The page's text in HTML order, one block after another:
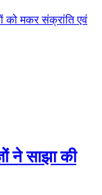
को मकर संक्रांति एवं
ने साझा की